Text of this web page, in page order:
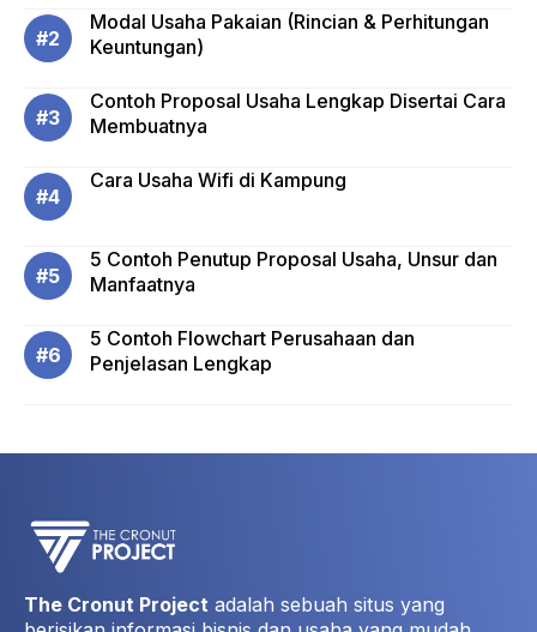
Modal Usaha Pakaian (Rincian & Perhitungan
Keuntungan)
Contoh Proposal Usaha Lengkap Disertai Cara
Membuatnya
Cara Usaha Wifi di Kampung
5 Contoh Penutup Proposal Usaha, Unsur dan
Manfaatnya
5 Contoh Flowchart Perusahaan dan
Penjelasan Lengkap
The Cronut Project adalah sebuah situs yang